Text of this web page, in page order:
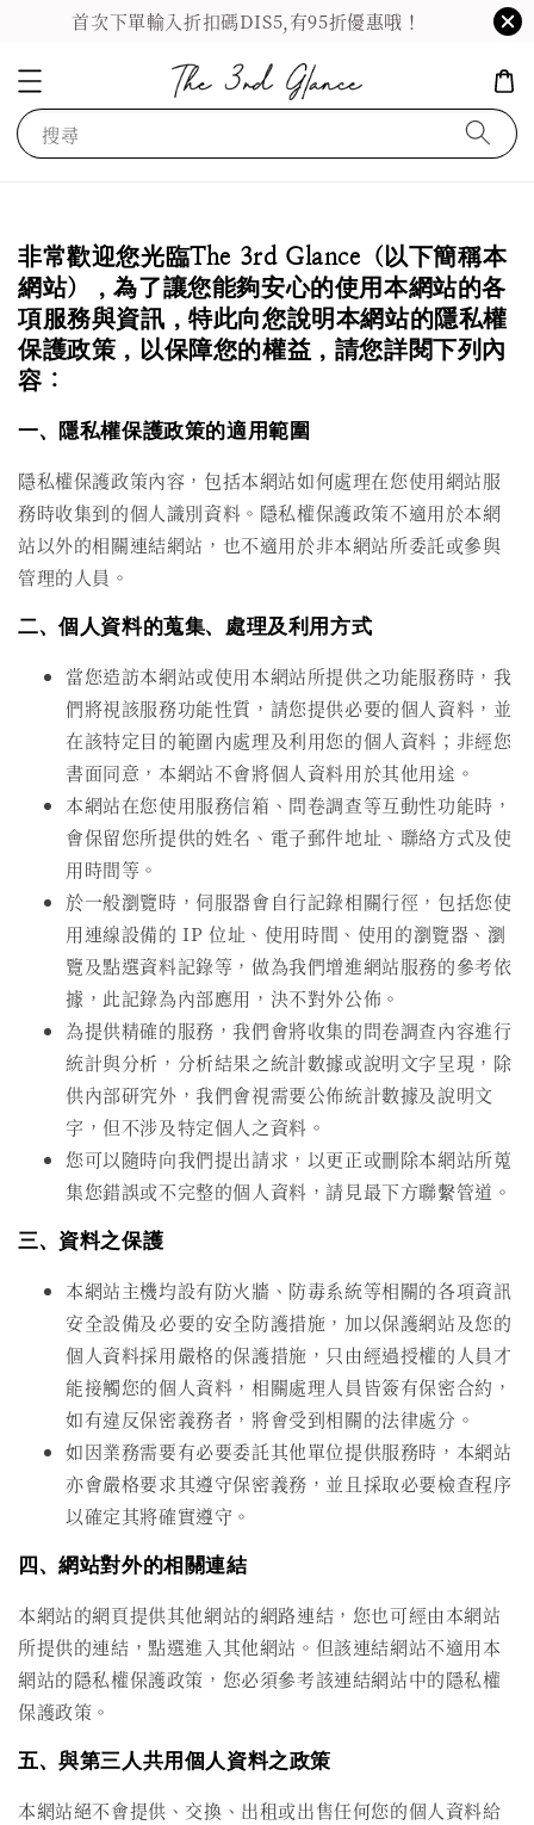
首次下單輸入折扣碼DIS5,有95折優惠哦！
搜尋
非常歡迎您光臨The 3rd Glance（以下簡稱本
網站），為了讓您能夠安心的使用本網站的各
項服務與資訊，特此向您說明本網站的隱私權
保護政策，以保障您的權益，請您詳閱下列內
容：
一、隱私權保護政策的適用範圍
隱私權保護政策內容，包括本網站如何處理在您使用網站服
務時收集到的個人識別資料。隱私權保護政策不適用於本網
站以外的相關連結網站，也不適用於非本網站所委託或參與
管理的人員。
二、個人資料的蒐集、處理及利用方式
當您造訪本網站或使用本網站所提供之功能服務時，我
們將視該服務功能性質，請您提供必要的個人資料，並
在該特定目的範圍內處理及利用您的個人資料；非經您
書面同意，本網站不會將個人資料用於其他用途。
本網站在您使用服務信箱、問卷調查等互動性功能時，
會保留您所提供的姓名、電子郵件地址、聯絡方式及使
用時間等。
於一般瀏覽時，伺服器會自行記錄相關行徑，包括您使
用連線設備的 IP 位址、使用時間、使用的瀏覽器、瀏
覽及點選資料記錄等，做為我們增進網站服務的參考依
據，此記錄為內部應用，決不對外公佈。
為提供精確的服務，我們會將收集的問卷調查內容進行
統計與分析，分析結果之統計數據或說明文字呈現，除
供內部研究外，我們會視需要公佈統計數據及說明文
字，但不涉及特定個人之資料。
您可以隨時向我們提出請求，以更正或刪除本網站所蒐
集您錯誤或不完整的個人資料，請見最下方聯繫管道。
三、資料之保護
本網站主機均設有防火牆、防毒系統等相關的各項資訊
安全設備及必要的安全防護措施，加以保護網站及您的
個人資料採用嚴格的保護措施，只由經過授權的人員才
能接觸您的個人資料，相關處理人員皆簽有保密合約，
如有違反保密義務者，將會受到相關的法律處分。
如因業務需要有必要委託其他單位提供服務時，本網站
亦會嚴格要求其遵守保密義務，並且採取必要檢查程序
以確定其將確實遵守。
四、網站對外的相關連結
本網站的網頁提供其他網站的網路連結，您也可經由本網站
所提供的連結，點選進入其他網站。但該連結網站不適用本
網站的隱私權保護政策，您必須參考該連結網站中的隱私權
保護政策。
五、與第三人共用個人資料之政策
本網站絕不會提供、交換、出租或出售任何您的個人資料給